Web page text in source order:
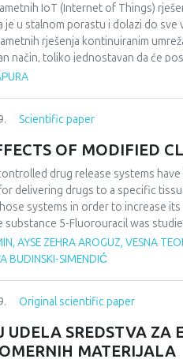
IoT (Internet of Things)
je u stalnom porastu i dolazi do sve
rješenja kontinuiranim
način, toliko jednostavan da će
je analiziran sistem upravljanja
Scientific paper
OF MODIFIED
drug release systems
delivering drugs to a specific
systems in order to increase
substance 5-Fluorouracil was
modified with cetyltrimethyl
in the mixtures of polyvinyl
its release in buffer solutions at
AYSE ZEHRA AROGUZ, VESNA
BUDINSKI-SIMENDIĆ́
Original scientific paper
UDELA SREDSTVA ZA
MATERIJALA